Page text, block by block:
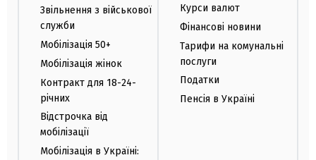
Звільнення з військової
служби
Мобілізація 50+
Мобілізація жінок
Контракт для 18-24-
річних
Відстрочка від
мобілізації
Мобілізація в Україні:
Курси валют
Фінансові новини
Тарифи на комунальні
послуги
Податки
Пенсія в Україні